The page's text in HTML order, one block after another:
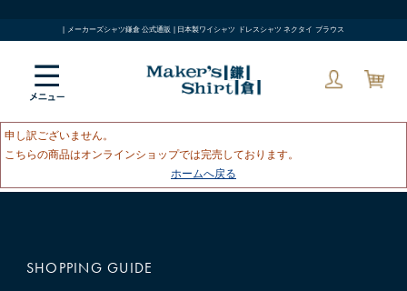
| メーカーズシャツ鎌倉 公式通販 | 日本製ワイシャツ ドレスシャツ ネクタイ ブラウス
申し訳ございません。
こちらの商品はオンラインショップでは完売しております。
ホームへ戻る
SHOPPING GUIDE